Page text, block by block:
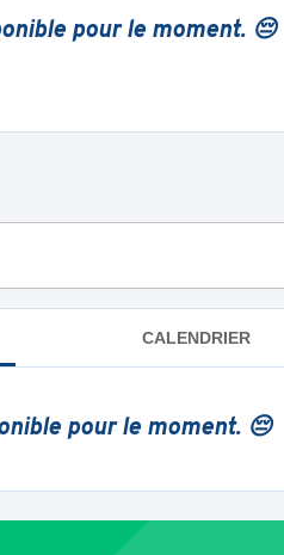
pour le moment. 😔
CALENDRIER
pour le moment. 😔